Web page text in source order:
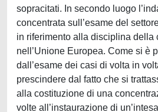
sopracitati. In secondo luogo
concentrata sull’esame del
in riferimento alla disciplina della
nell’Unione Europea. Come si è
dall’esame dei casi di volta in
prescindere dal fatto che si
alla costituzione di una
volte all’instaurazione di